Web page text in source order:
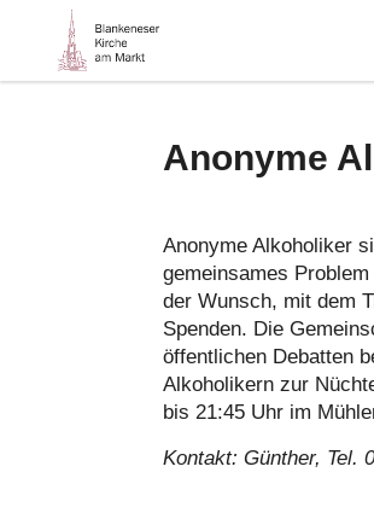
Anonyme
Anonyme Alkoholiker
gemeinsames
der Wunsch, mit dem
Spenden. Die
öffentlichen Debatten
Alkoholikern zur
bis 21:45 Uhr im
Kontakt: Günther, Tel.